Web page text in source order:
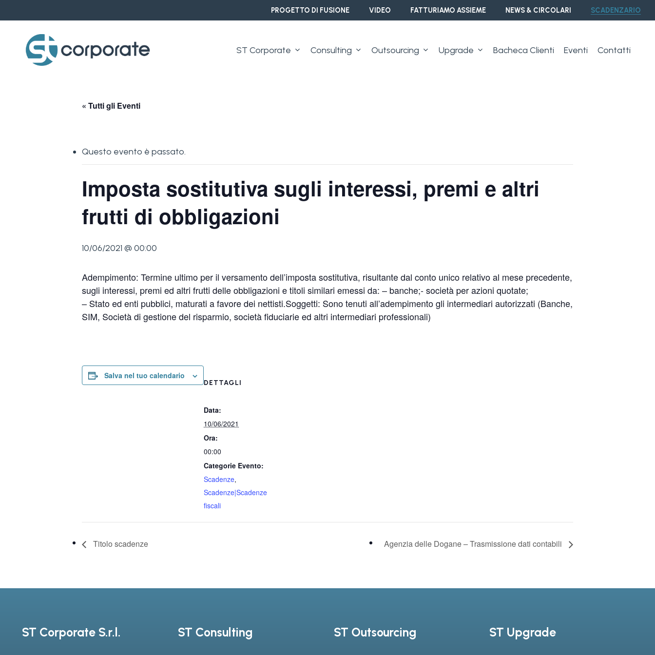
to
content
PROGETTO DI FUSIONE VIDEO FATTURIAMO ASSIEME NEWS & CIRCOLARI SCADENZARIO
ST Corporate Consulting Outsourcing Upgrade Bacheca Clienti Eventi Contatti
« Tutti gli Eventi
Questo evento è passato.
Imposta sostitutiva sugli interessi, premi e altri
frutti di obbligazioni
10/06/2021 @ 00:00
Adempimento: Termine ultimo per il versamento dell’imposta sostitutiva, risultante dal conto unico relativo al mese precedente,
sugli interessi, premi ed altri frutti delle obbligazioni e titoli similari emessi da: – banche;- società per azioni quotate;
– Stato ed enti pubblici, maturati a favore dei nettisti.Soggetti: Sono tenuti all’adempimento gli intermediari autorizzati (Banche,
SIM, Società di gestione del risparmio, società fiduciarie ed altri intermediari professionali)
Salva nel tuo calendario
DETTAGLI
Data:
10/06/2021
Ora:
00:00
Categorie Evento:
Scadenze,
Scadenze|Scadenze
fiscali
Titolo scadenze Agenzia delle Dogane – Trasmissione dati contabili
ST Corporate S.r.l. ST Consulting ST Outsourcing ST Upgrade